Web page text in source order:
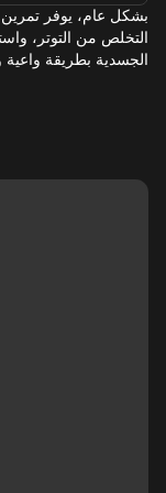
بشكل عام، يوفر تمرين
التخلص من التوتر،
الجسدية بطريقة واعية